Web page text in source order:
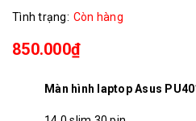
Tình trạng: Còn hàng
850.000₫
Màn hình laptop Asus